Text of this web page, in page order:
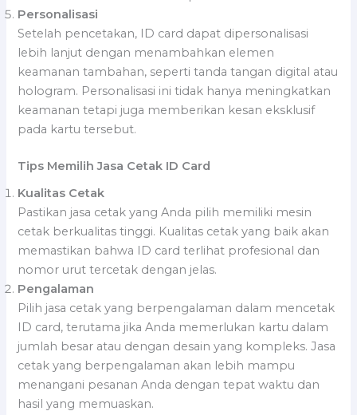
Personalisasi
Setelah pencetakan, ID card dapat dipersonalisasi
lebih lanjut dengan menambahkan elemen
keamanan tambahan, seperti tanda tangan digital atau
hologram. Personalisasi ini tidak hanya meningkatkan
keamanan tetapi juga memberikan kesan eksklusif
pada kartu tersebut.
Tips Memilih Jasa Cetak ID Card
Kualitas Cetak
Pastikan jasa cetak yang Anda pilih memiliki mesin
cetak berkualitas tinggi. Kualitas cetak yang baik akan
memastikan bahwa ID card terlihat profesional dan
nomor urut tercetak dengan jelas.
Pengalaman
Pilih jasa cetak yang berpengalaman dalam mencetak
ID card, terutama jika Anda memerlukan kartu dalam
jumlah besar atau dengan desain yang kompleks. Jasa
cetak yang berpengalaman akan lebih mampu
menangani pesanan Anda dengan tepat waktu dan
hasil yang memuaskan.